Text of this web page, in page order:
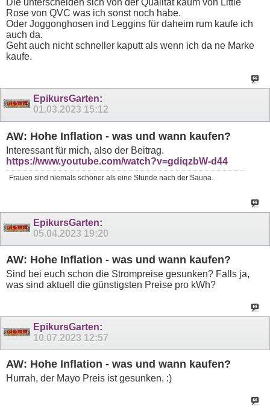
Die unterscheiden sich von der Qualität kaum von Little
Rose von QVC was ich sonst noch habe.
Oder Joggonghosen ind Leggins für daheim rum kaufe ich
auch da.
Geht auch nicht schneller kaputt als wenn ich da ne Marke
kaufe.
EpikursGarten:
01.03.2023 15:12
AW: Hohe Inflation - was und wann kaufen?
Interessant für mich, also der Beitrag.
https://www.youtube.com/watch?v=gdiqzbW-d44
Frauen sind niemals schöner als eine Stunde nach der Sauna.
EpikursGarten:
05.04.2023 19:20
AW: Hohe Inflation - was und wann kaufen?
Sind bei euch schon die Strompreise gesunken? Falls ja,
was sind aktuell die günstigsten Preise pro kWh?
EpikursGarten:
10.07.2023 12:57
AW: Hohe Inflation - was und wann kaufen?
Hurrah, der Mayo Preis ist gesunken. :)